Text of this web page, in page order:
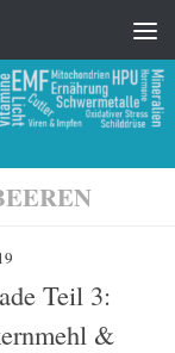
Teil 3:
&